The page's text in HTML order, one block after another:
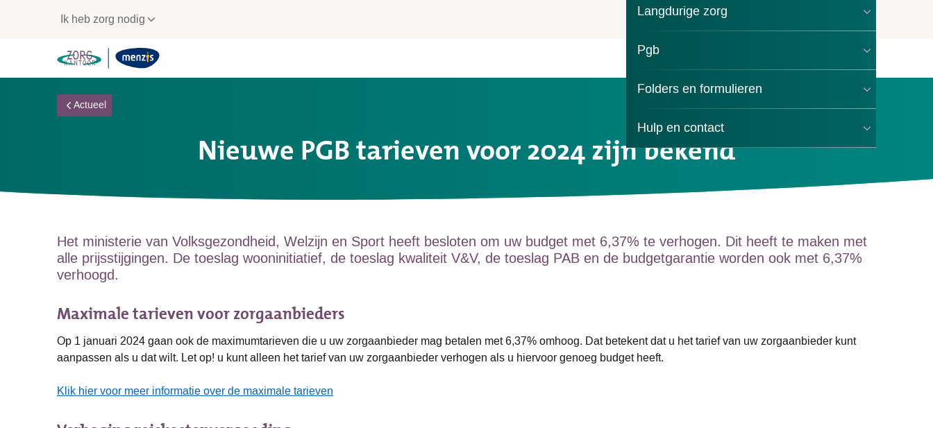
voor
navigatie
Ik heb zorg nodig Langdurige zorg
Pgb
Folders en formulieren
Hulp en contact
Actueel
Nieuwe PGB tarieven voor 2024 zijn bekend
Het ministerie van Volksgezondheid, Welzijn en Sport heeft besloten om uw budget met 6,37% te verhogen. Dit heeft te maken met
alle prijsstijgingen. De toeslag wooninitiatief, de toeslag kwaliteit V&V, de toeslag PAB en de budgetgarantie worden ook met 6,37%
verhoogd.
Maximale tarieven voor zorgaanbieders
Op 1 januari 2024 gaan ook de maximumtarieven die u uw zorgaanbieder mag betalen met 6,37% omhoog. Dat betekent dat u het tarief van uw zorgaanbieder kunt
aanpassen als u dat wilt. Let op! u kunt alleen het tarief van uw zorgaanbieder verhogen als u hiervoor genoeg budget heeft.
Klik hier voor meer informatie over de maximale tarieven